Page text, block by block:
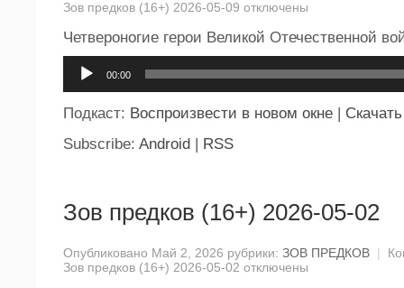
Зов предков (16+) 2026-05-09 отключены
Четвероногие герои Великой Отечественной
00:00
Подкаст: Воспроизвести в новом окне | Скачать
Subscribe: Android | RSS
Зов предков (16+) 2026-05-02
Опубликовано Май 2, 2026 рубрики: ЗОВ ПРЕДКОВ |
Зов предков (16+) 2026-05-02 отключены